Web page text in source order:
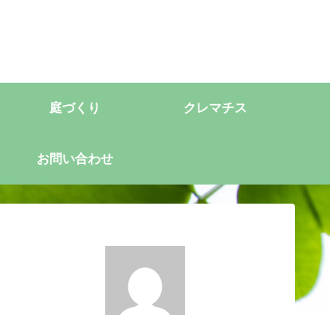
庭づくり クレマチス
お問い合わせ